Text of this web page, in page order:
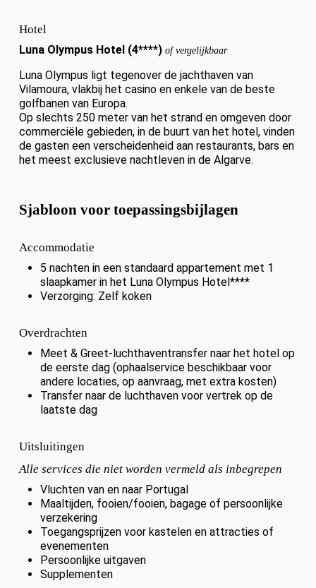
Hotel
Luna Olympus Hotel (4****) of vergelijkbaar
Luna Olympus ligt tegenover de jachthaven van
Vilamoura, vlakbij het casino en enkele van de beste
golfbanen van Europa.
Op slechts 250 meter van het strand en omgeven door
commerciële gebieden, in de buurt van het hotel, vinden
de gasten een verscheidenheid aan restaurants, bars en
het meest exclusieve nachtleven in de Algarve.
Sjabloon voor toepassingsbijlagen
Accommodatie
5 nachten in een standaard appartement met 1
slaapkamer in het Luna Olympus Hotel****
Verzorging: Zelf koken
Overdrachten
Meet & Greet-luchthaventransfer naar het hotel op
de eerste dag (ophaalservice beschikbaar voor
andere locaties, op aanvraag, met extra kosten)
Transfer naar de luchthaven voor vertrek op de
laatste dag
Uitsluitingen
Alle services die niet worden vermeld als inbegrepen
Vluchten van en naar Portugal
Maaltijden, fooien/fooien, bagage of persoonlijke
verzekering
Toegangsprijzen voor kastelen en attracties of
evenementen
Persoonlijke uitgaven
Supplementen